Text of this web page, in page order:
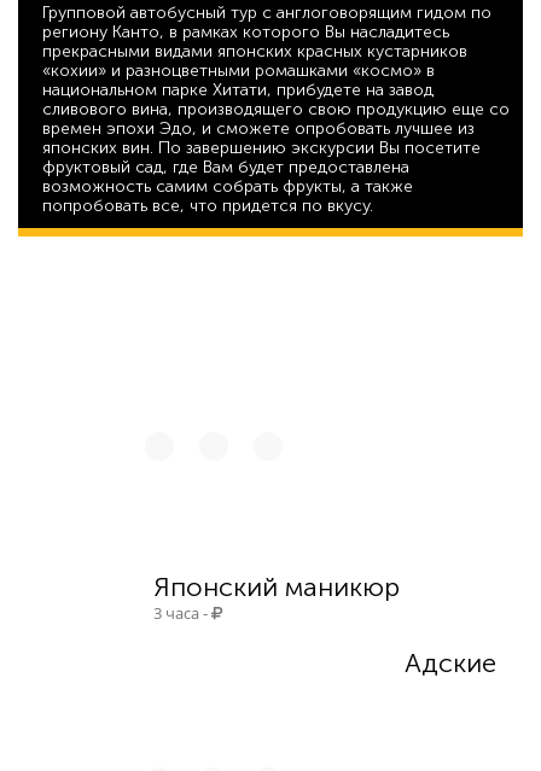
Групповой автобусный тур с англоговорящим гидом по
региону Канто, в рамках которого Вы насладитесь
прекрасными видами японских красных кустарников
«кохии» и разноцветными ромашками «космо» в
национальном парке Хитати, прибудете на завод
сливового вина, производящего свою продукцию еще со
времен эпохи Эдо, и сможете опробовать лучшее из
японских вин. По завершению экскурсии Вы посетите
фруктовый сад, где Вам будет предоставлена
возможность самим собрать фрукты, а также
попробовать все, что придется по вкусу.
Японский маникюр
3 часа -
Адские